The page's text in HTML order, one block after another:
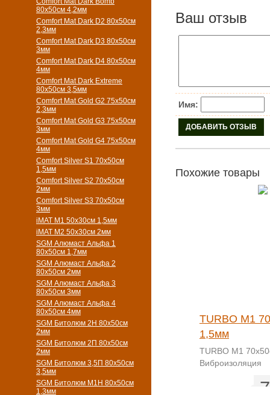
80x50см 4,2мм
Comfort Mat Dark D2 80х50см
2,3мм
Comfort Mat Dark D3 80х50см
3мм
Comfort Mat Dark D4 80х50см
4мм
Comfort Mat Dark Extreme
80x50см 3,5мм
Comfort Mat Gold G2 75х50см
2,3мм
Comfort Mat Gold G3 75х50см
3мм
Comfort Mat Gold G4 75х50см
4мм
Comfort Silver S1 70х50см
1,5мм
Comfort Silver S2 70х50см
2мм
Comfort Silver S3 70х50см
3мм
iMAT M1 50х30см 1,5мм
iMAT M2 50х30см 2мм
SGM Алюмаст Альфа 1
80x50см 1,7мм
SGM Алюмаст Альфа 2
80x50см 2мм
SGM Алюмаст Альфа 3
80x50см 3мм
SGM Алюмаст Альфа 4
80x50см 4мм
SGM Битолюм 2H 80x50см
2мм
SGM Битолюм 2П 80x50см
2мм
SGM Битолюм 3,5П 80x50см
3,5мм
SGM Битолюм M1H 80x50см
1,3мм
Ваш отзыв
Имя:
Похожие товары
TURBO M1
1,5мм
TURBO M1
Виброизоляция